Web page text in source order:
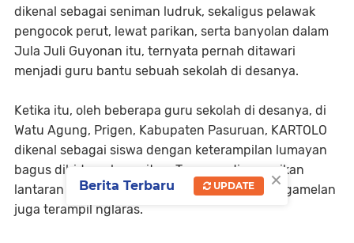
dikenal sebagai seniman ludruk, sekaligus pelawak
pengocok perut, lewat parikan, serta banyolan dalam
Jula Juli Guyonan itu, ternyata pernah ditawari
menjadi guru bantu sebuah sekolah di desanya.
Ketika itu, oleh beberapa guru sekolah di desanya, di
Watu Agung, Prigen, Kabupaten Pasuruan, KARTOLO
dikenal sebagai siswa dengan keterampilan lumayan
bagus dibidang karawitan. Tawaran disampaikan
lantaran KARTOLO selain mampu memainkan gamelan
juga terampil nglaras.
×
Berita Terbaru UPDATE